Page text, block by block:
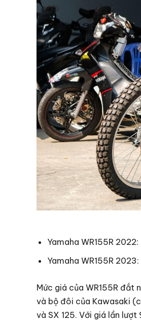
Yamaha WR155R
Yamaha WR155R
Mức giá của WR155R đắt
và bộ đôi của Kawasaki
và SX 125. Với giá lần